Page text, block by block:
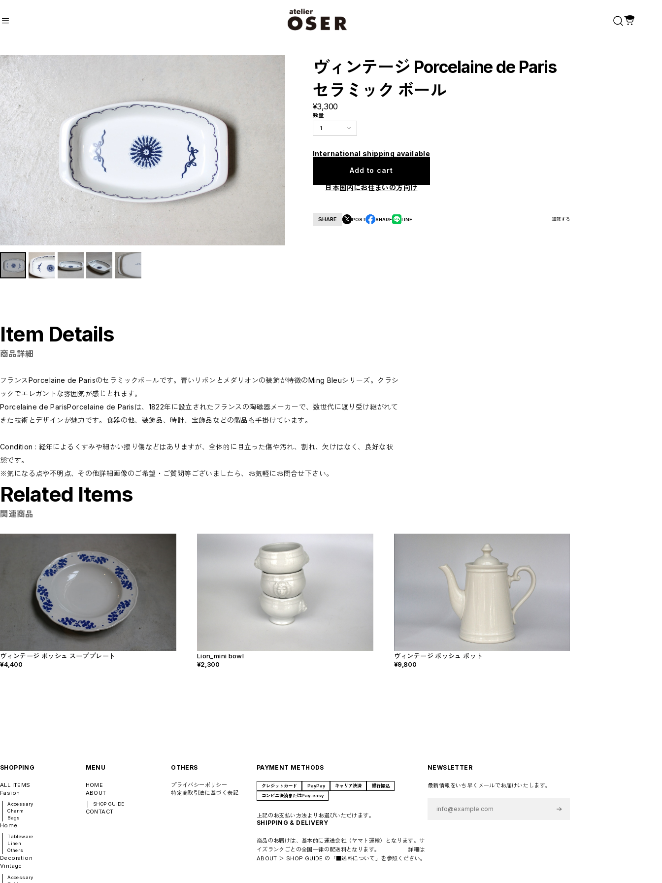
Recommend
Category 商品カテゴリ
Fasion
Accessary
Charm
Bags
Home
Tableware
Linen
Others
Decoration
Vintage
Accessary
Tableware
Home decoration
Brands
madokanakabayashi
ヴィンテージ Porcelaine de Paris
セラミック ボール
¥3,300
数量
International shipping available
Add to cart
日本国内にお住まいの方向け
SHARE POST SHARE LINE 通報する
Item Details
商品詳細
フランスPorcelaine de Parisのセラミックボールです。青いリボンとメダリオンの装飾が特徴のMing Bleuシリーズ。クラシ
ックでエレガントな雰囲気が感じとれます。
Porcelaine de ParisPorcelaine de Parisは、1822年に設立されたフランスの陶磁器メーカーで、数世代に渡り受け継がれて
きた技術とデザインが魅力です。食器の他、装飾品、時計、宝飾品などの製品も手掛けています。
Condition : 経年によるくすみや細かい擦り傷などはありますが、全体的に目立った傷や汚れ、割れ、欠けはなく、良好な状
態です。
※気になる点や不明点、その他詳細画像のご希望・ご質問等ございましたら、お気軽にお問合せ下さい。
Related Items
関連商品
ヴィンテージ ボッシュ スーププレート
¥4,400
Lion_mini bowl
¥2,300
ヴィンテージ ボッシュ ポット
¥9,800
SHOPPING
ALL ITEMS
Fasion
Accessary
Charm
Bags
Home
Tableware
Linen
Others
Decoration
Vintage
Accessary
MENU
HOME
ABOUT
SHOP GUIDE
CONTACT
OTHERS
プライバシーポリシー
特定商取引法に基づく表記
PAYMENT METHODS
クレジットカード PayPay キャリア決済
銀行振込
コンビニ決済またはPay-easy
上記のお支払い方法よりお選びいただけます。
SHIPPING & DELIVERY
商品のお届けは、基本的に運送会社（ヤマト運輸）となります。サ
イズランクごとの全国一律の配送料となります。 詳細は
ABOUT ＞ SHOP GUIDE の「■送料について」を参照ください。
NEWSLETTER
最新情報をいち早くメールでお届けいたします。